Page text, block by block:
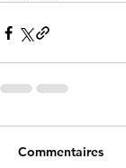
Commentaires